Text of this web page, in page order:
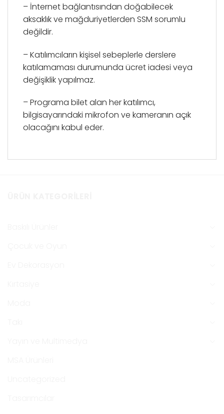
– İnternet bağlantısından doğabilecek
aksaklık ve mağduriyetlerden SSM sorumlu
değildir.
– Katılımcıların kişisel sebeplerle derslere
katılamaması durumunda ücret iadesi veya
değişiklik yapılmaz.
– Programa bilet alan her katılımcı,
bilgisayarındaki mikrofon ve kameranın açık
olacağını kabul eder.